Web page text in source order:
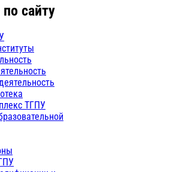
сайту
ТГПУ